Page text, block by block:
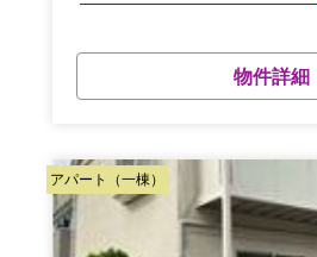
物件詳細
アパート（一棟）